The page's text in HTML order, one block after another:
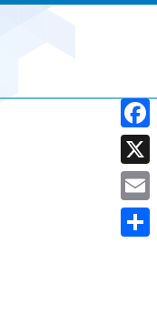
X
Email